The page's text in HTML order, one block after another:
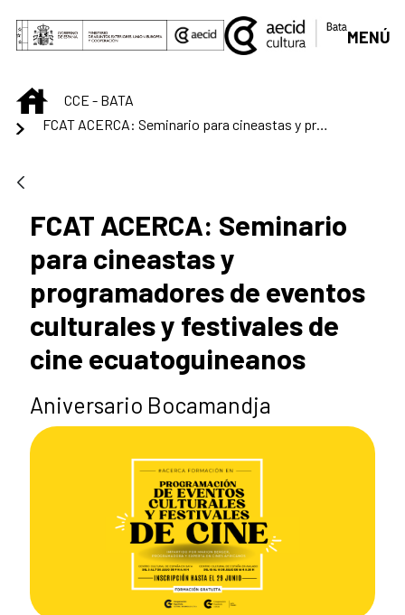
Skip to Main Content
MENÚ
INICIOCCE - BATA
FCAT ACERCA: Seminario para cineastas y programadores de eventos culturales y festivales de cine ecuatoguineanos
FCAT ACERCA: Seminario
para cineastas y
programadores de eventos
culturales y festivales de
cine ecuatoguineanos
Aniversario Bocamandja